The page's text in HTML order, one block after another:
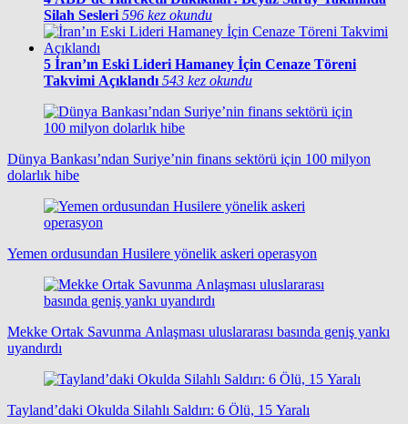
Silah Sesleri 596 kez okundu
5 İran’ın Eski Lideri Hamaney İçin Cenaze Töreni
Takvimi Açıklandı 543 kez okundu
Dünya Bankası’ndan Suriye’nin finans sektörü için 100 milyon
dolarlık hibe
Yemen ordusundan Husilere yönelik askeri operasyon
Mekke Ortak Savunma Anlaşması uluslararası basında geniş yankı
uyandırdı
Tayland’daki Okulda Silahlı Saldırı: 6 Ölü, 15 Yaralı